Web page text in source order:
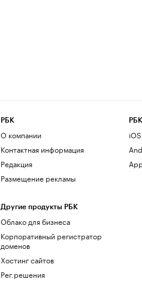
РБК
О компании
Контактная информация
Редакция
Размещение рекламы
Другие продукты РБК
Облако для бизнеса
Корпоративный регистратор
доменов
Хостинг сайтов
Рег.решения
iOS